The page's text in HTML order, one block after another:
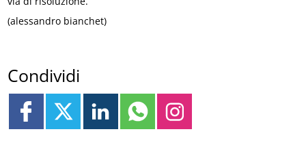
(alessandro bianchet)
Condividi